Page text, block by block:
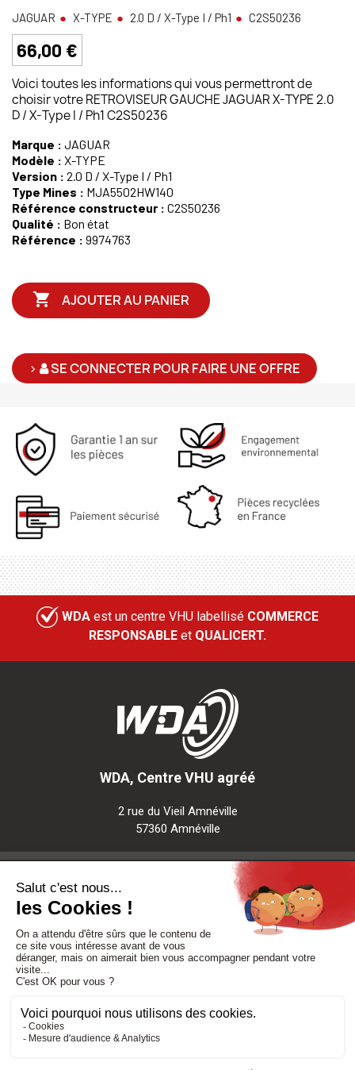
JAGUAR X-TYPE 2.0 D / X-Type I / Ph1 C2S50236
66,00 €
Voici toutes les informations qui vous permettront de
choisir votre RETROVISEUR GAUCHE JAGUAR X-TYPE 2.0
D / X-Type I / Ph1 C2S50236
Marque : JAGUAR
Modèle : X-TYPE
Version : 2.0 D / X-Type I / Ph1
Type Mines : MJA5502HW140
Référence constructeur : C2S50236
Qualité : Bon état
Référence : 9974763
 AJOUTER AU PANIER
> SE CONNECTER POUR FAIRE UNE OFFRE
WDA est un centre VHU labellisé COMMERCE
RESPONSABLE et QUALICERT.
WDA, Centre VHU agréé
2 rue du Vieil Amnéville
57360 Amnéville
Besoin d'aide